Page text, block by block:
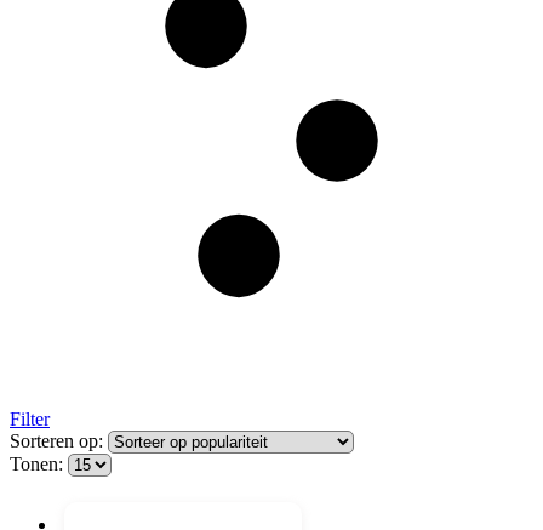
Filter
Sorteren op:
Tonen: